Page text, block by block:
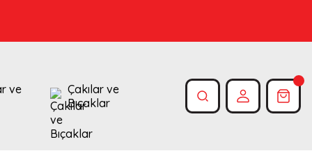
ve
Çakılar ve
Bıçaklar